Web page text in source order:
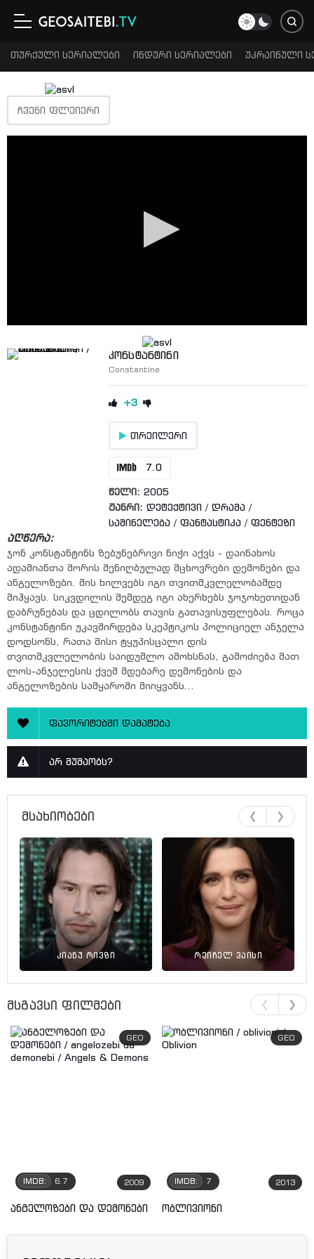
თურქული სერიალები ინდური სერიალები უკრაინული
ᲩᲕᲔᲜᲘ ᲤᲚᲔᲘᲔᲠᲘ
კონსტანტინი
Constantine
+3
თრეილერი
7.0
წელი: 2005
ჟანრი: დეტექტივი / დრამა /
საშინელება / ფანტასტიკა / ფენტეზი
აღწერა:
ჯონ კონსტანტინს ზებუნებრივი ნიჭი აქვს - დაინახოს
ადამიანთა შორის შენიღბულად მცხოვრები დემონები და
ანგელოზები. მის ხილვებს იგი თვითმკვლელობამდე
მიჰყავს. სიკვდილის შემდეგ იგი ახერხებს ჯოჯოხეთიდან
დაბრუნებას და ცდილობს თავის გათავისუფლებას. როცა
კონსტანტინი უკავშირდება სკეპტიკოს პოლიციელ ანჯელა
დოდსონს, რათა მისი ტყუპისცალი დის
თვითმკვლელობის საიდუმლო ამოხსნას, გამოძიება მათ
ლოს-ანჯელესის ქვეშ მდებარე დემონების და
ანგელოზების სამყაროში მიიყვანს...
ფავორიტებში დამატება
არ მუშაობს?
მსახიობები
კიანუ რივზი რეიჩელ ვაისი
მსგავსი ფილმები
GEO
2009
IMDB: 6.7
ანგელოზები და დემონები
GEO
2013
IMDB: 7
ობლივიონი